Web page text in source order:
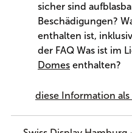
sicher sind
Beschädigungen?
enthalten ist,
der FAQ Was ist im
Domes enthalten?
diese Information als